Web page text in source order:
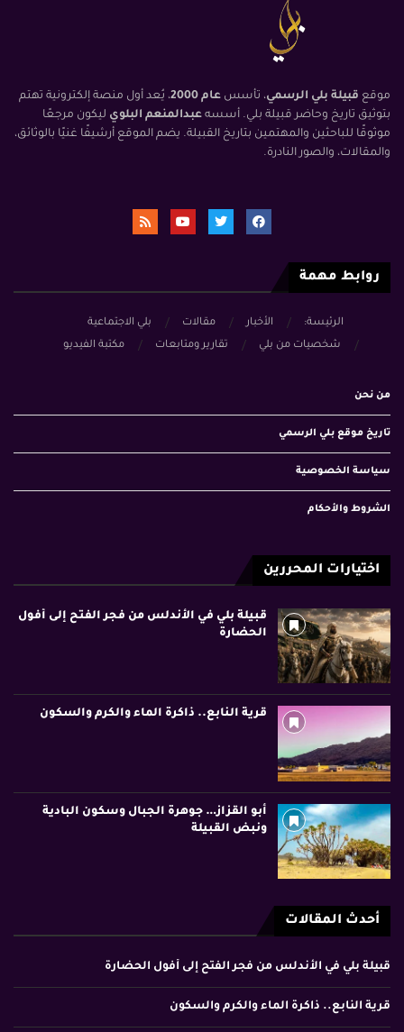
موقع قبيلة بلي الرسمي، تأسس عام 2000
، يُعد أول منصة إلكترونية تهتم
بتوثيق تاريخ وحاضر قبيلة بلي. أسسه عبدالمنعم البلوي ليكون مرجعًا
موثوقًا للباحثين والمهتمين بتاريخ القبيلة. يضم الموقع أرشيفًا غنيًا بالوثائق،
والمقالات، والصور النادرة.
روابط مهمة
الرئيسة: الأخبار مقالات
بلي الاجتماعية
شخصيات من بلي
تقارير ومتابعات مكتبة الفيديو
من نحن
تاريخ موقع بلي الرسمي
سياسة الخصوصية
الشروط والأحكام
اختيارات المحررين
قبيلة بلي في الأندلس من فجر الفتح إلى أفول
الحضارة
قرية النابع.. ذاكرة الماء والكرم والسكون
أبو القزاز… جوهرة الجبال وسكون البادية
ونبض القبيلة
أحدث المقالات
قبيلة بلي في الأندلس من فجر الفتح إلى أفول الحضارة
قرية النابع.. ذاكرة الماء والكرم والسكون